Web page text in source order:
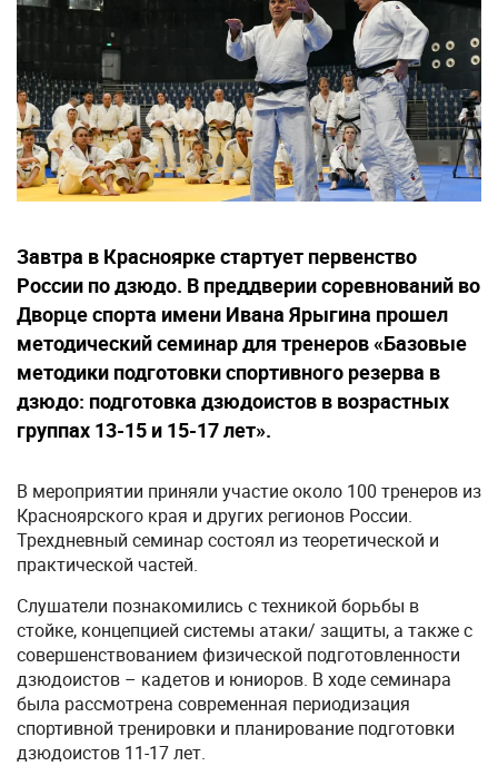
Завтра в Красноярке стартует первенство
России по дзюдо. В преддверии соревнований во
Дворце спорта имени Ивана Ярыгина прошел
методический семинар для тренеров «Базовые
методики подготовки спортивного резерва в
дзюдо: подготовка дзюдоистов в возрастных
группах 13-15 и 15-17 лет».
В мероприятии приняли участие около 100 тренеров из
Красноярского края и других регионов России.
Трехдневный семинар состоял из теоретической и
практической частей.
Слушатели познакомились с техникой борьбы в
стойке, концепцией системы атаки/ защиты, а также с
совершенствованием физической подготовленности
дзюдоистов – кадетов и юниоров. В ходе семинара
была рассмотрена современная периодизация
спортивной тренировки и планирование подготовки
дзюдоистов 11-17 лет.